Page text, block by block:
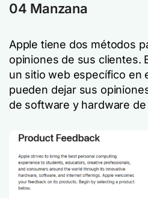
04 Manzana
Apple tiene dos métodos
opiniones de sus clientes.
un sitio web específico en
pueden dejar sus
de software y hardware de